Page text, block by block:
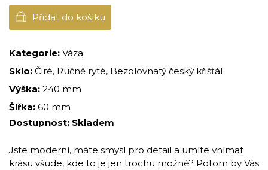
Přidat do košíku
Kategorie: Váza
Sklo: Čiré, Ručně ryté, Bezolovnatý český křišťál
Výška: 240 mm
Šířka: 60 mm
Dostupnost: Skladem
Jste moderní, máte smysl pro detail a umíte vnímat
krásu všude, kde to je jen trochu možné? Potom by Vás